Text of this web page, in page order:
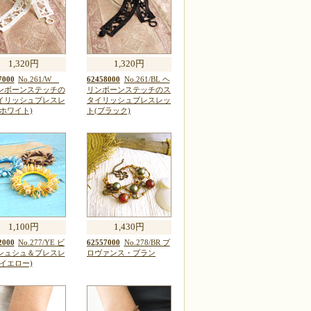
1,320円
No.261/W
ボーンステッチの
リッシュブレスレ
ワイト)
1,320円
62458000 No.261/BL ヘ
リンボーンステッチのス
タイリッシュブレスレッ
ト(ブラック)
1,100円
No.277/YE ビ
ュシュ＆ブレスレ
エロー)
1,430円
62557000 No.278/BR プ
ロヴァンス・ブラン